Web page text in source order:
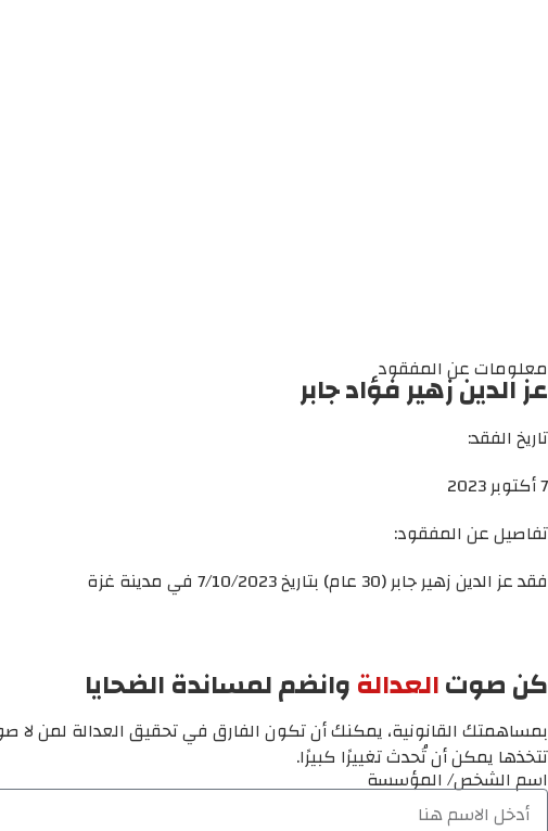
معلومات عن المفقود
عز الدين زهير فؤاد جابر
تاريخ الفقد:
7 أكتوبر 2023
تفاصيل عن المفقود:
فقد عز الدين زهير جابر (30 عام) بتاريخ 7/10/2023 في مدينة غزة
كن صوتالعدالةوانضم لمساندة الضحايا
بمساهمتك القانونية، يمكنك أن تكون الفارق في تحقيق العدالة لمن
تتخذها يمكن أن تُحدث تغييرًا كبيرًا.
اسم الشخص/ المؤسسة